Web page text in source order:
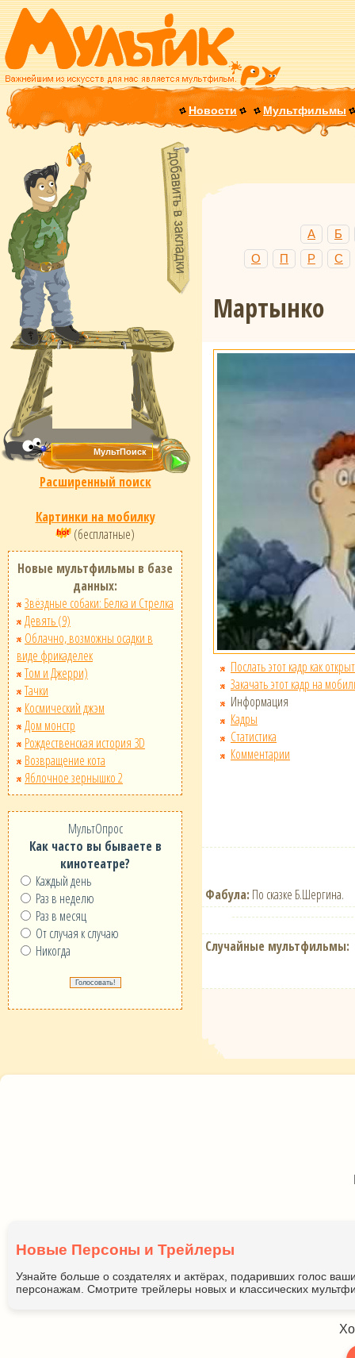
Новости Мультфильмы
Расширенный поиск
Картинки на мобилку
(бесплатные)
Новые мультфильмы в базе
данных:
Звёздные собаки: Белка и Стрелка
Девять (9)
Облачно, возможны осадки в
виде фрикаделек
Том и Джерри)
Тачки
Космический джэм
Дом монстр
Рождественская история 3D
Возвращение кота
Яблочное зернышко 2
МультОпрос
Как часто вы бываете в
кинотеатре?
Каждый день
Раз в неделю
Раз в месяц
От случая к случаю
Никогда
А
Б
О
П Р С
Мартынко
Послать этот кадр как
Закачать этот кадр на
Информация
Кадры
Статистика
Комментарии
Фабула: По сказке Б.Шергина.
Случайные мультфильмы:
Новые Персоны и Трейлеры
Узнайте больше о создателях и актёрах, подаривших голос
персонажам. Смотрите трейлеры новых и классических